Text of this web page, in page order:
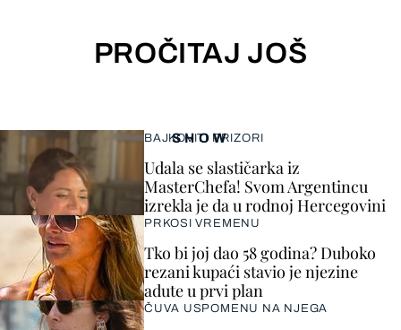
PROČITAJ JOŠ
SHOW
BAJKOVITI PRIZORI
Udala se slastičarka iz
MasterChefa! Svom Argentincu
izrekla je da u rodnoj Hercegovini
PRKOSI VREMENU
Tko bi joj dao 58 godina? Duboko
rezani kupaći stavio je njezine
adute u prvi plan
ČUVA USPOMENU NA NJEGA